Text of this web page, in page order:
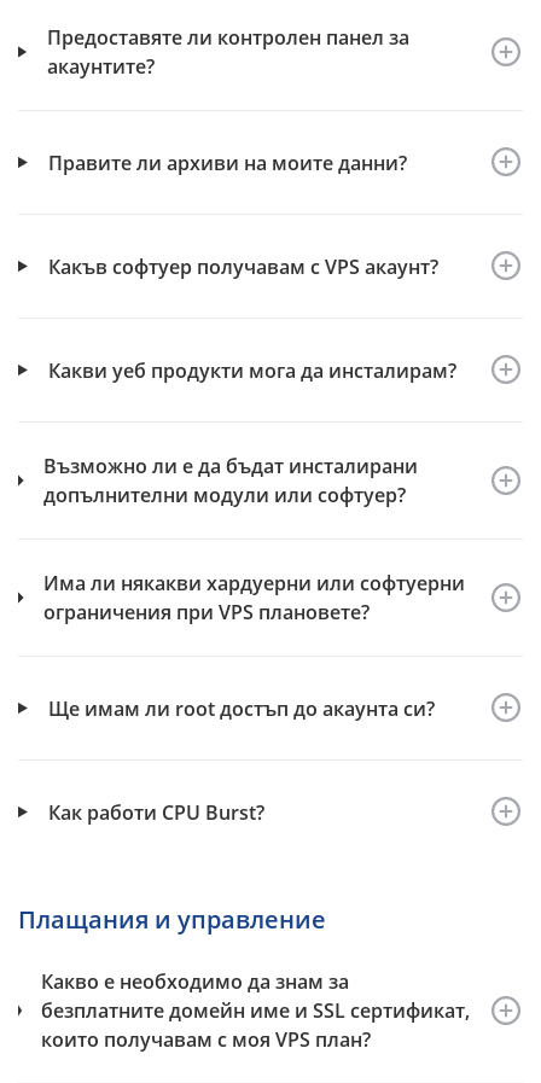
Предоставяте ли контролен панел за
акаунтите?
Правите ли архиви на моите данни?
Какъв софтуер получавам с VPS акаунт?
Какви уеб продукти мога да инсталирам?
Възможно ли е да бъдат инсталирани
допълнителни модули или софтуер?
Има ли някакви хардуерни или софтуерни
ограничения при VPS плановете?
Ще имам ли root достъп до акаунта си?
Как работи CPU Burst?
Плащания и управление
Какво е необходимо да знам за
безплатните домейн име и SSL сертификат,
които получавам с моя VPS план?